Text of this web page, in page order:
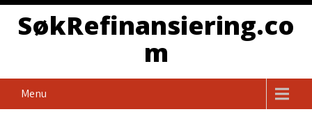
SkipSøkRefinansiering.co
m
Menu